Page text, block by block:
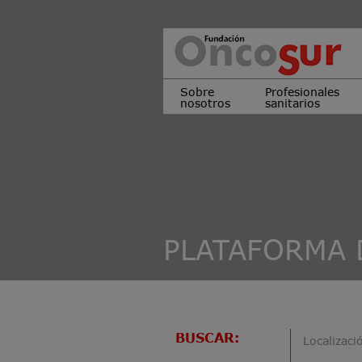
Sobre
nosotros
Profesionales
sanitarios
BUSCAR: